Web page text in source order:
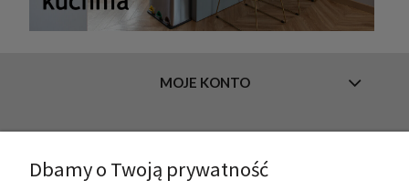
MOJE KONTO
Dbamy o Twoją prywatność